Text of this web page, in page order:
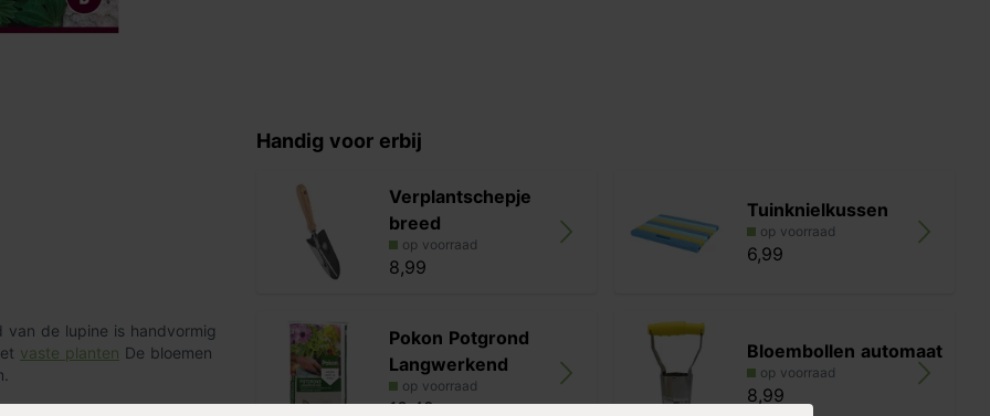
van de lupine is handvormig
vaste planten De bloemen
Handig voor erbij
Verplantschepje
breed
op voorraad
8,99
Tuinknielkussen
op voorraad
6,99
Pokon Potgrond
Langwerkend
op voorraad
13,49
Bloembollen automaat
op voorraad
8,99